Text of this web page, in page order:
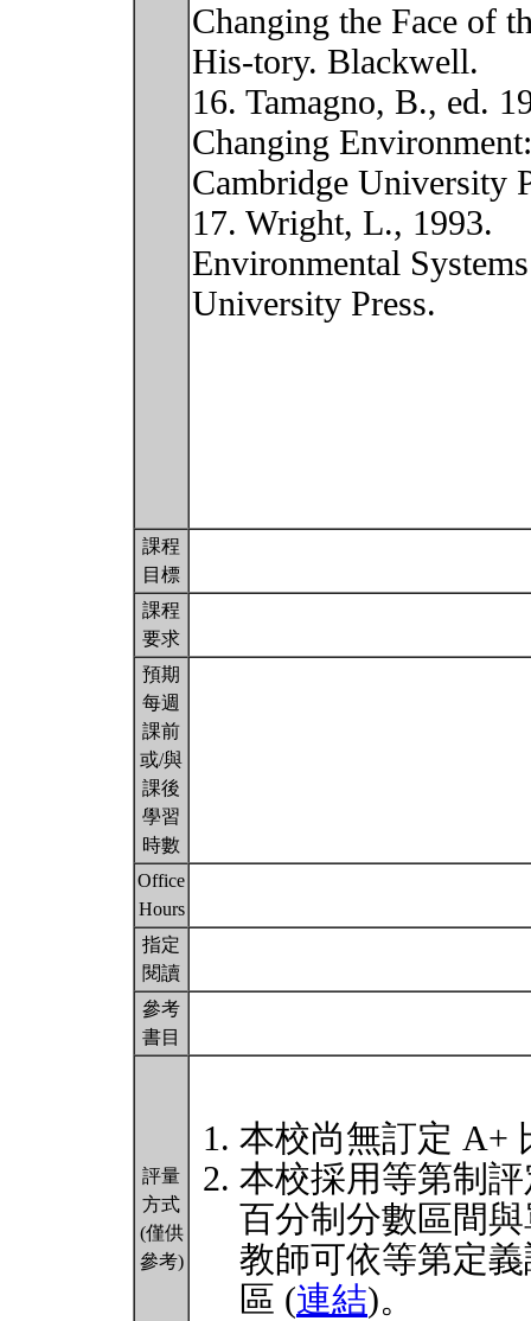
Changing the Face of
His-tory. Blackwell.
16. Tamagno, B., ed.
Changing
Cambridge University
17. Wright, L., 1993.
Environmental
University Press.
課程
目標
課程
要求
預期
每週
課前
或/與
課後
學習
時數
Office
Hours
指定
閱讀
參考
書目
評量
方式
(僅供
參考)
本校尚無訂定 A+
本校採用等第制
百分制分數區間
教師可依等第定
區 (連結)。